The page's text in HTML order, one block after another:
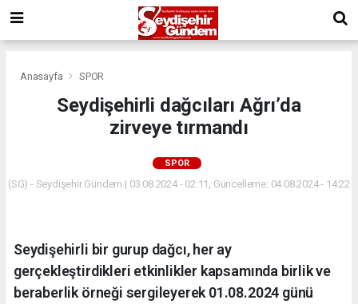
Anasayfa SPOR
Seydişehirli dağcıları Ağrı’da
zirveye tırmandı
SPOR
(SG) - Seydişehir Gündem | 03.08.2024 - 02:11, Güncelleme: 04.08.2024 - 14:22
Seydişehirli bir gurup dağcı, her ay
gerçekleştirdikleri etkinlikler kapsamında birlik ve
beraberlik örneği sergileyerek 01.08.2024 günü